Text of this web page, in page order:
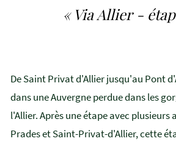
« Via Allier -
De Saint Privat d'Allier jusqu'au Pont
dans une Auvergne perdue dans les
l'Allier. Après une étape avec plusieurs
Prades et Saint-Privat-d'Allier, cette